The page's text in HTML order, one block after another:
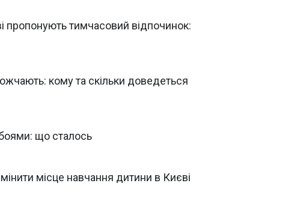
пропонують тимчасовий відпочинок:
кому та скільки доведеться
що сталось
місце навчання дитини в Києві